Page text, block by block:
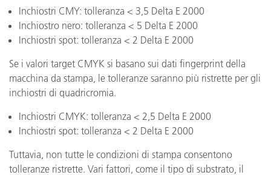
Inchiostri CMY: tolleranza < 3,5 Delta E 2000
Inchiostro nero: tolleranza < 5 Delta E 2000
Inchiostri spot: tolleranza < 2 Delta E 2000
Se i valori target CMYK si basano sui dati fingerprint della
macchina da stampa, le tolleranze saranno più ristrette per gli
inchiostri di quadricromia.
Inchiostri CMYK: tolleranza < 2,5 Delta E 2000
Inchiostri spot: tolleranza < 2 Delta E 2000
Tuttavia, non tutte le condizioni di stampa consentono
tolleranze ristrette. Vari fattori, come il tipo di substrato, il